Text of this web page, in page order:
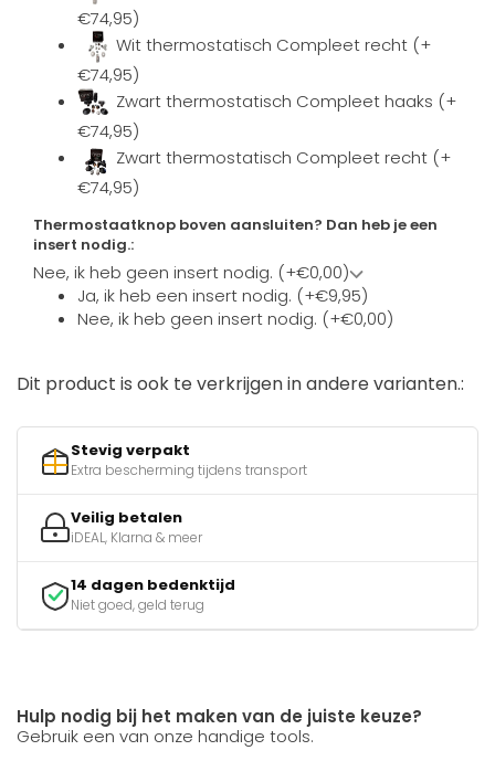
€74,95)
Wit thermostatisch Compleet recht (+
€74,95)
Zwart thermostatisch Compleet haaks (+
€74,95)
Zwart thermostatisch Compleet recht (+
€74,95)
Thermostaatknop boven aansluiten? Dan heb je een
insert nodig.:
Nee, ik heb geen insert nodig. (+€0,00)
Ja, ik heb een insert nodig. (+€9,95)
Nee, ik heb geen insert nodig. (+€0,00)
Dit product is ook te verkrijgen in andere varianten.:
Stevig verpakt
Extra bescherming tijdens transport
Veilig betalen
iDEAL, Klarna & meer
14 dagen bedenktijd
Niet goed, geld terug
Hulp nodig bij het maken van de juiste keuze?
Gebruik een van onze handige tools.